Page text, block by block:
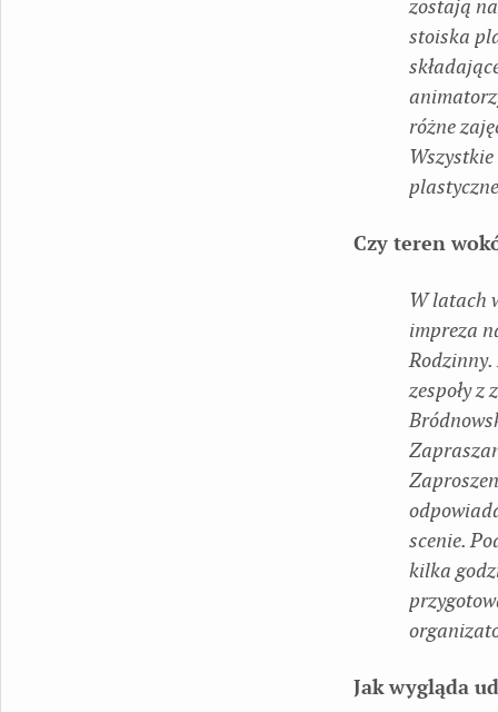
zostają
stoiska
różne
Czy teren
W latach
impreza
Rodzinny.
zespoły z
scenie.
kilka
Jak wygląda